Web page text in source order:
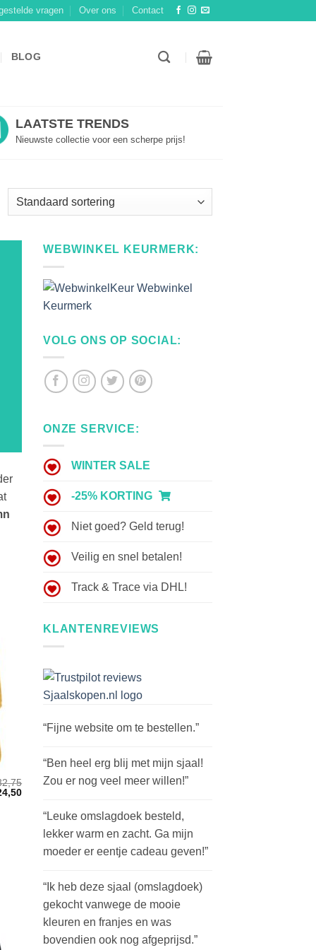
vragen Over ons Contact
BLOG
LAATSTE TRENDS
Nieuwste collectie voor een scherpe prijs!
Huidige
€24,50.
WEBWINKEL KEURMERK:
VOLG ONS OP SOCIAL:
ONZE SERVICE:
WINTER SALE
-25% KORTING
Niet goed? Geld terug!
Veilig en snel betalen!
Track & Trace via DHL!
KLANTENREVIEWS
“Fijne website om te bestellen.”
“Ben heel erg blij met mijn sjaal!
Zou er nog veel meer willen!”
“Leuke omslagdoek besteld,
lekker warm en zacht. Ga mijn
moeder er eentje cadeau geven!”
“Ik heb deze sjaal (omslagdoek)
gekocht vanwege de mooie
kleuren en franjes en was
bovendien ook nog afgeprijsd.”